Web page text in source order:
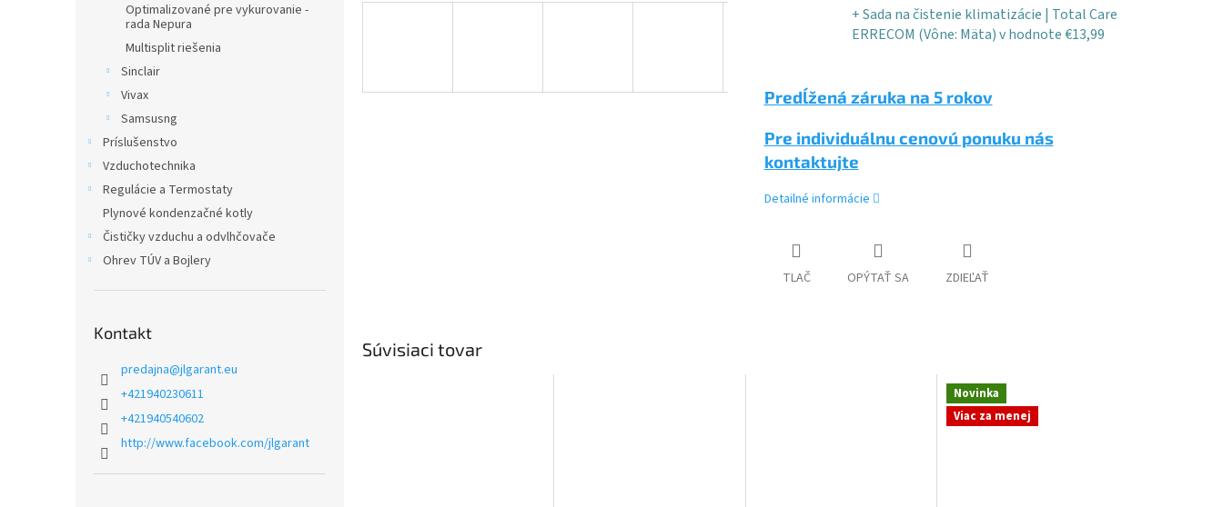
Optimalizované pre vykurovanie -
rada Nepura
Multisplit riešenia
Sinclair
Vivax
Samsusng
Príslušenstvo
Vzduchotechnika
Regulácie a Termostaty
Plynové kondenzačné kotly
Čističky vzduchu a odvlhčovače
Ohrev TÚV a Bojlery
Kontakt
predajna@jlgarant.eu
+421940230611
+421940540602
http://www.facebook.com/jlgarant
+ Sada na čistenie klimatizácie | Total Care
ERRECOM (Vône: Mäta)v hodnote €13,99
Predĺžená záruka na 5 rokov
Pre individuálnu cenovú ponuku nás
kontaktujte
Detailné informácie
TLAČ OPÝTAŤ SA ZDIEĽAŤ
Súvisiaci tovar
Novinka
Viac za menej